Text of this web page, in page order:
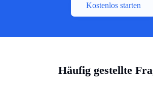
Kostenlos starten
Häufig gestellte